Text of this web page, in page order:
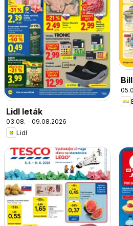
Lidl leták
03.08. - 09.08.2026
Lidl